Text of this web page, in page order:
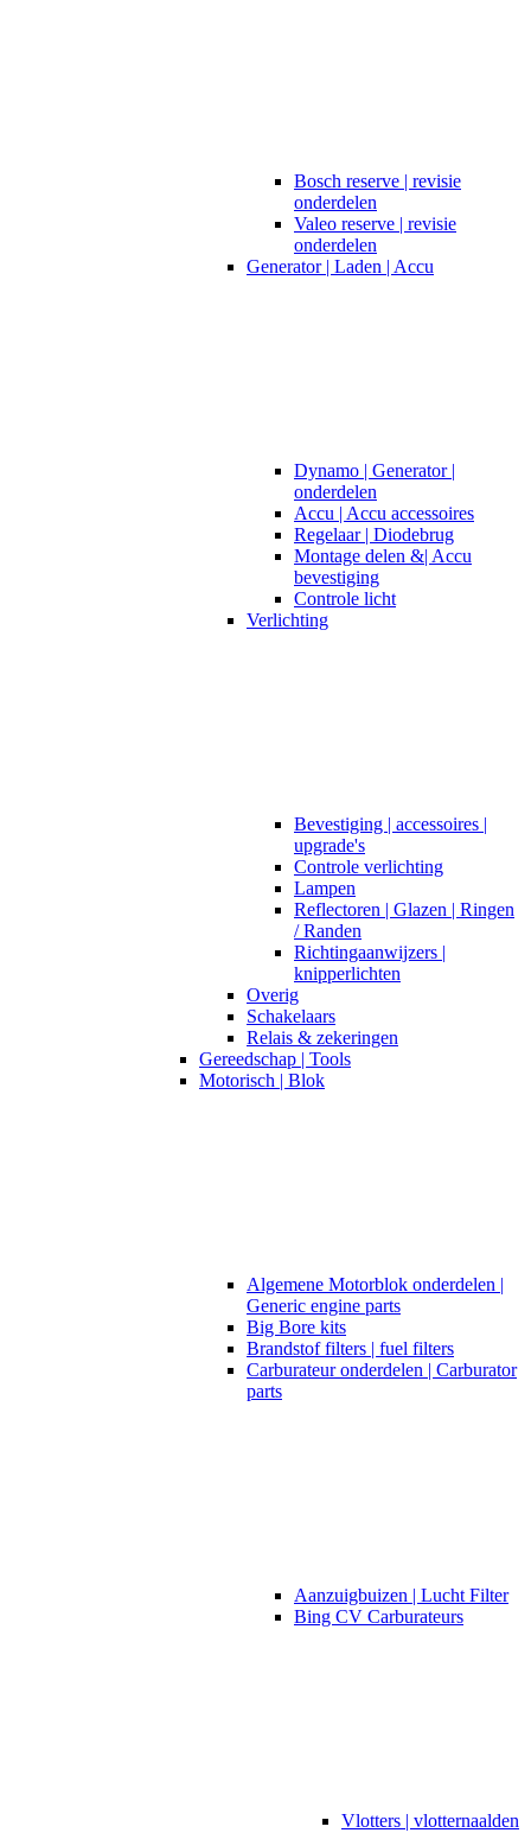
Bosch reserve | revisie
onderdelen
Valeo reserve | revisie
onderdelen
Generator | Laden | Accu
Dynamo | Generator |
onderdelen
Accu | Accu accessoires
Regelaar | Diodebrug
Montage delen &| Accu
bevestiging
Controle licht
Verlichting
Bevestiging | accessoires |
upgrade's
Controle verlichting
Lampen
Reflectoren | Glazen | Ringen
/ Randen
Richtingaanwijzers |
knipperlichten
Overig
Schakelaars
Relais & zekeringen
Gereedschap | Tools
Motorisch | Blok
Algemene Motorblok onderdelen |
Generic engine parts
Big Bore kits
Brandstof filters | fuel filters
Carburateur onderdelen | Carburator
parts
Aanzuigbuizen | Lucht Filter
Bing CV Carburateurs
Vlotters | vlotternaalden